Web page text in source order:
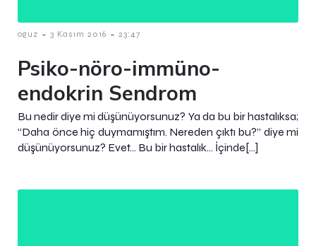
oguz - 3 Kasım 2016 - 23:47
Psiko-nöro-immüno-
endokrin Sendrom
Bu nedir diye mi düşünüyorsunuz? Ya da bu bir hastalıksa;
“Daha önce hiç duymamıştım. Nereden çıktı bu?” diye mi
düşünüyorsunuz? Evet… Bu bir hastalık… İçinde[…]